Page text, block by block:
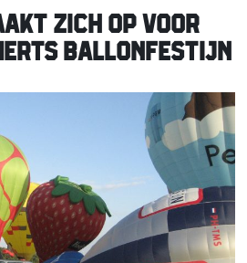
ZICH OP VOOR
BALLONFESTIJN